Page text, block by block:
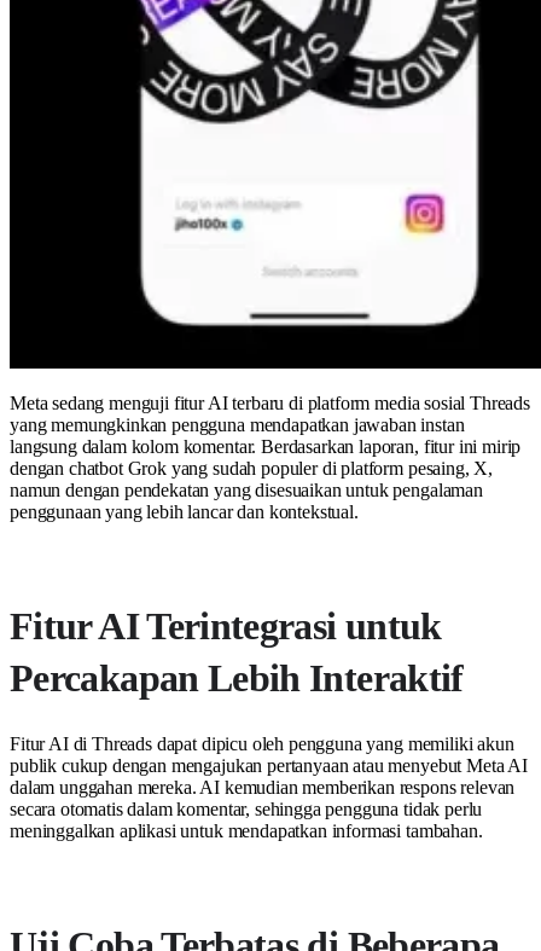
Meta sedang menguji fitur AI terbaru di platform media sosial Threads
yang memungkinkan pengguna mendapatkan jawaban instan
langsung dalam kolom komentar. Berdasarkan laporan, fitur ini mirip
dengan chatbot Grok yang sudah populer di platform pesaing, X,
namun dengan pendekatan yang disesuaikan untuk pengalaman
penggunaan yang lebih lancar dan kontekstual.
Fitur AI Terintegrasi untuk
Percakapan Lebih Interaktif
Fitur AI di Threads dapat dipicu oleh pengguna yang memiliki akun
publik cukup dengan mengajukan pertanyaan atau menyebut Meta AI
dalam unggahan mereka. AI kemudian memberikan respons relevan
secara otomatis dalam komentar, sehingga pengguna tidak perlu
meninggalkan aplikasi untuk mendapatkan informasi tambahan.